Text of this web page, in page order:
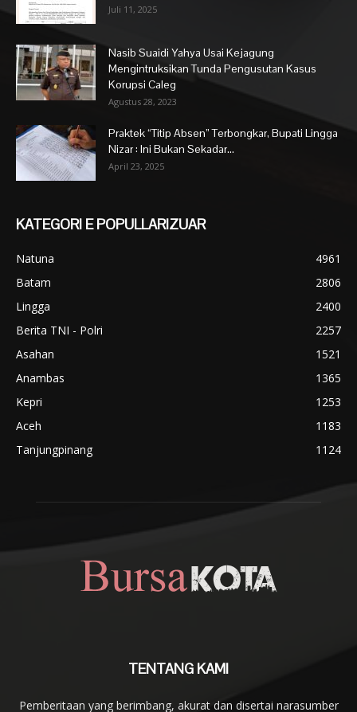
Juli 11, 2025
Nasib Suaidi Yahya Usai Kejagung
Mengintruksikan Tunda Pengusutan Kasus
Korupsi Caleg
Agustus 28, 2023
Praktek “Titip Absen” Terbongkar, Bupati Lingga
Nizar : Ini Bukan Sekadar...
April 23, 2025
KATEGORI E POPULLARIZUAR
Natuna
4961
Batam
2806
Lingga
2400
Berita TNI - Polri
2257
Asahan
1521
Anambas
1365
Kepri
1253
Aceh
1183
Tanjungpinang
1124
TENTANG KAMI
Pemberitaan yang berimbang, akurat dan disertai narasumber